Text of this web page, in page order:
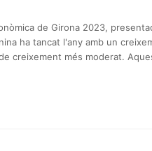
de Girona 2023,
ha tancat l'any amb un
creixement més moderat.